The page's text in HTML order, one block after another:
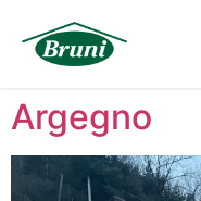
Argegno